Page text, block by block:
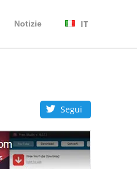
Notizie IT
Segui